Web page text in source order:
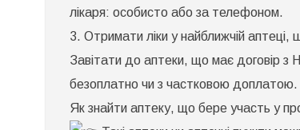
лікаря: особисто або за телефоном.
3. Отримати ліки у найближчій
Завітати до аптеки, що має договір з
безоплатно чи з частковою доплатою.
Як знайти аптеку, що бере участь у